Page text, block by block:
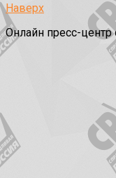
Наверх
Онлайн пресс-